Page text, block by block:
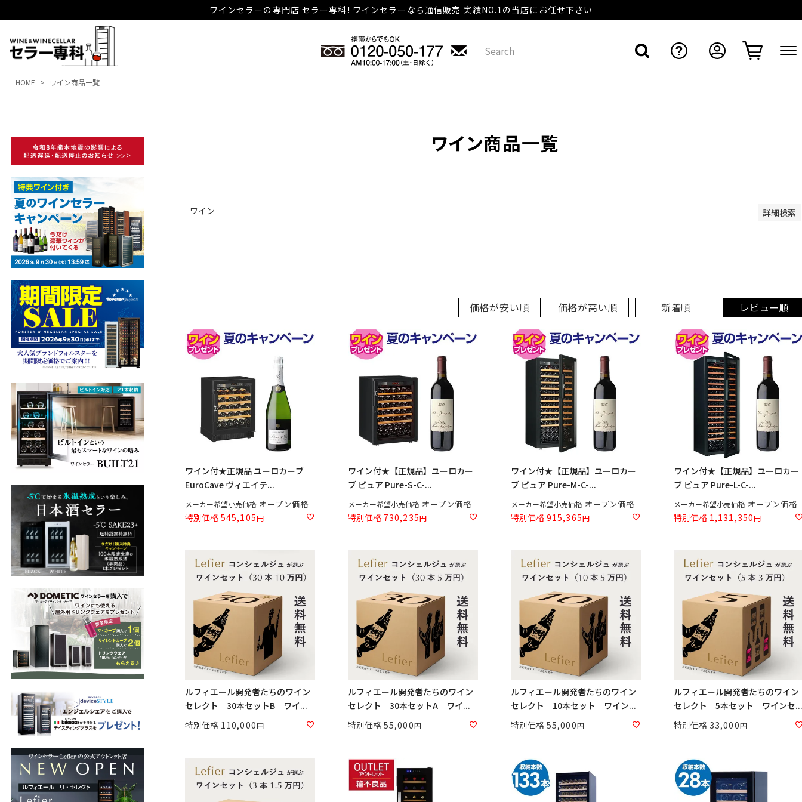
ワインセラーの専門店 セラー専科! ワインセラーなら通信販売 実績NO.1の当店にお任せ下さい
HOME ワイン商品一覧
ワイン商品一覧
ワイン 詳細検索
レビュー順
価格が安い順 価格が高い順 新着順 レビュー順
ワイン付★正規品 ユーロカーブ
EuroCave ヴィエイテ...
メーカー希望小売価格 オープン価格
特別価格 545,105
ワイン付★【正規品】ユーロカー
ブ ピュア Pure-S-C-...
メーカー希望小売価格 オープン価格
特別価格 730,235
ワイン付★【正規品】ユーロカー
ブ ピュア Pure-M-C-...
メーカー希望小売価格 オープン価格
特別価格 915,365
ワイン付★【正規品】ユーロカー
ブ ピュア Pure-L-C-...
メーカー希望小売価格 オープン価格
特別価格 1,131,350
ルフィエール開発者たちのワイン
セレクト 30本セットB ワイ...
特別価格 110,000
ルフィエール開発者たちのワイン
セレクト 30本セットA ワイ...
特別価格 55,000
ルフィエール開発者たちのワイン
セレクト 10本セット ワイン...
特別価格 55,000
ルフィエール開発者たちのワイン
セレクト 5本セット ワインセ...
特別価格 33,000